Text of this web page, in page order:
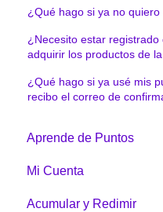
¿Qué hago si ya no
¿Necesito estar
adquirir los productos de
¿Qué hago si ya usé mis
recibo el correo de
Aprende de Puntos
¿Qué es Puntos
¿Cómo funciona
Mi Cuenta
Generalidades
Acumular y Redimir